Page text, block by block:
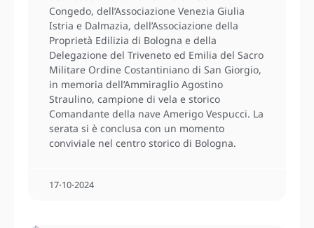
Congedo, dell’Associazione Venezia Giulia
Istria e Dalmazia, dell’Associazione della
Proprietà Edilizia di Bologna e della
Delegazione del Triveneto ed Emilia del Sacro
Militare Ordine Costantiniano di San Giorgio,
in memoria dell’Ammiraglio Agostino
Straulino, campione di vela e storico
Comandante della nave Amerigo Vespucci. La
serata si è conclusa con un momento
conviviale nel centro storico di Bologna.
17⋅10⋅2024